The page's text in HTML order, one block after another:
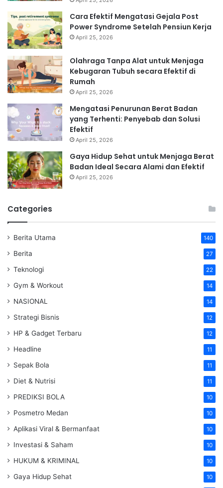
Cara Efektif Mengatasi Gejala Post
Power Syndrome Setelah Pensiun Kerja
April 25, 2026
Olahraga Tanpa Alat untuk Menjaga
Kebugaran Tubuh secara Efektif di
Rumah
April 25, 2026
Mengatasi Penurunan Berat Badan
yang Terhenti: Penyebab dan Solusi
Efektif
April 25, 2026
Gaya Hidup Sehat untuk Menjaga Berat
Badan Ideal Secara Alami dan Efektif
April 25, 2026
Categories
Berita Utama 140
Berita 27
Teknologi 22
Gym & Workout 14
NASIONAL 14
Strategi Bisnis 12
HP & Gadget Terbaru 12
Headline 11
Sepak Bola 11
Diet & Nutrisi 11
PREDIKSI BOLA 10
Posmetro Medan 10
Aplikasi Viral & Bermanfaat 10
Investasi & Saham 10
HUKUM & KRIMINAL 10
Gaya Hidup Sehat 10